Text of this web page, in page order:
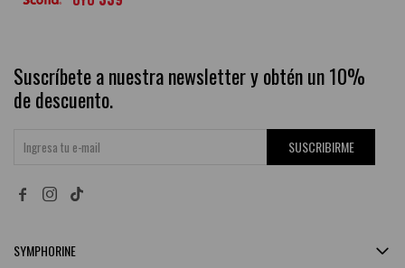
Suscríbete a nuestra newsletter y obtén un 10%
de descuento.
SUSCRIBIRME
 
SYMPHORINE